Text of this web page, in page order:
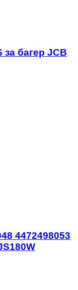
за багер JCB
4472498053